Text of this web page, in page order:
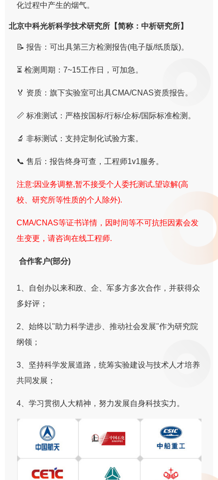
化过程中产生的烟气。
北京中科光析科学技术研究所【简称：中析研究所】
📝 报告：可出具第三方检测报告(电子版/纸质版)。
⏳ 检测周期：7~15工作日，可加急。
🏅 资质：旗下实验室可出具CMA/CNAS资质报告。
📏 标准测试：严格按国标/行标/企标/国际标准检测。
🔬 非标测试：支持定制化试验方案。
📞 售后：报告终身可查，工程师1v1服务。
注意:因业务调整,暂不接受个人委托测试,望谅解(高
校、研究所等性质的个人除外).
CMA/CNAS等证书详情，因时间等不可抗拒因素会发
生变更，请咨询在线工程师.
合作客户(部分)
1、自创办以来和政、企、军多方多次合作，并获得众
多好评；
2、始终以"助力科学进步、推动社会发展"作为研究院
纲领；
3、坚持科学发展道路，统筹实验建设与技术人才培养
共同发展；
4、学习贯彻人大精神，努力发展自身科技实力。